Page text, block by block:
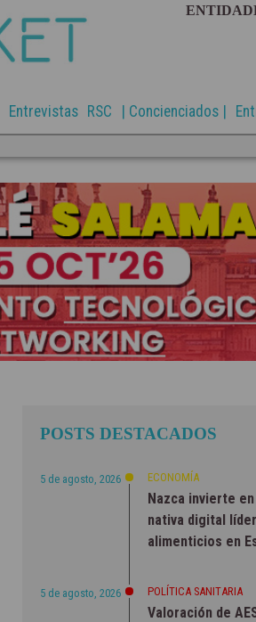
Entrevistas RSC | Concienciados |
POSTS DESTACADOS
5 de agosto, 2026 ECONOMÍA
Nazca invierte
nativa digital
alimenticios en
5 de agosto, 2026 POLÍTICA SANITARIA
Valoración de